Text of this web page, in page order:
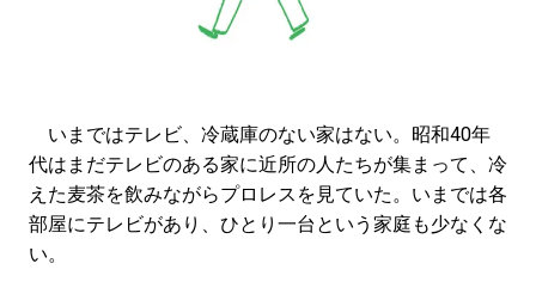
いまではテレビ、冷蔵庫のない家はない。昭和40年
代はまだテレビのある家に近所の人たちが集まって、冷
えた麦茶を飲みながらプロレスを見ていた。いまでは各
部屋にテレビがあり、ひとり一台という家庭も少なくな
い。